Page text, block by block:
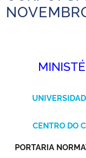
Ministério da Agricultura,
Ministério da Cidadania
Ministério da Ciência,
CENTRO DO
PORTARIA